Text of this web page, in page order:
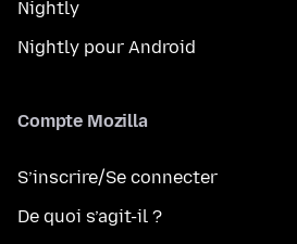
Nightly
Nightly pour Android
Compte Mozilla
S’inscrire/Se connecter
De quoi s’agit-il ?